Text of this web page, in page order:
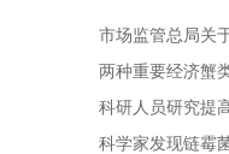
两种重要经济蟹
科学家发现链霉